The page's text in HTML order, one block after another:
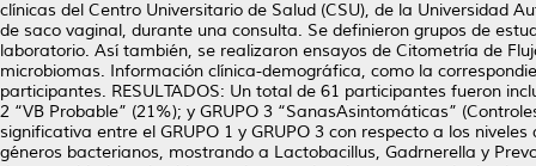
clínicas del Centro Universitario de Salud (CSU), de la Universidad
de saco vaginal, durante una consulta. Se definieron grupos de
laboratorio. Así también, se realizaron ensayos de Citometría de
microbiomas. Información clínica-demográfica, como la
participantes. RESULTADOS: Un total de 61 participantes fueron
2 “VB Probable” (21%); y GRUPO 3 “SanasAsintomáticas”
significativa entre el GRUPO 1 y GRUPO 3 con respecto a los
géneros bacterianos, mostrando a Lactobacillus, Gadrnerella y